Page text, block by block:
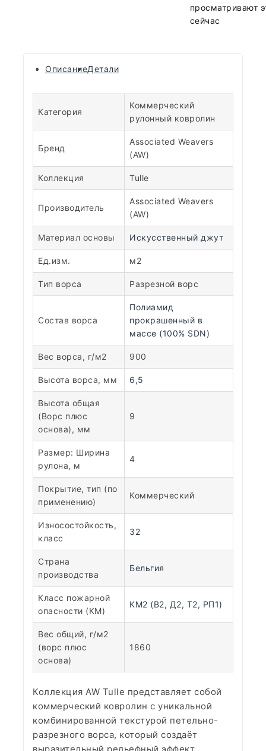
просматривают
сейчас
ОписаниеДетали
Категория
Коммерческий
рулонный ковролин
Бренд
Associated Weavers
(AW)
Коллекция Tulle
Производитель
Associated Weavers
(AW)
Материал основы Искусственный джут
Ед.изм. м2
Тип ворса Разрезной ворс
Состав ворса
Полиамид
прокрашенный в
массе (100% SDN)
Вес ворса, г/м2 900
Высота ворса, мм 6,5
Высота общая
(Ворс плюс
основа), мм
9
Размер: Ширина
рулона, м
4
Покрытие, тип (по
применению)
Коммерческий
Износостойкость,
класс
32
Страна
производства
Бельгия
Класс пожарной
опасности (КМ)
КМ2 (В2, Д2, Т2, РП1)
Вес общий, г/м2
(ворс плюс
основа)
1860
Коллекция AW Tulle представляет собой
коммерческий ковролин с уникальной
комбинированной текстурой петельно-
разрезного ворса, который создаёт